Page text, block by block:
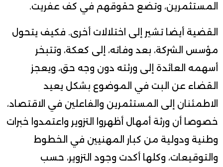
المستثمرين، وتضع حقوقهم في كف عفريت.
القضية أيضا تشير إلى اختلالات أخرى. فكيف يتحول
مؤسس الشركة، بعد وفاته، إلى كعكة، وتتبخر
أسهمه العائدة إلى ورثته دون وجه حق، ويعجز
القضاء عن البت في الموضوع بشكل يعيد
الاطمئنان إلى المستثمرين والفاعلين في الاقتصاد،
خصوصا أن ورثة أمهال أظهروا التزوير واعتمدوا خبرات
وطنية ودولية من كبار المهنيين في الخطوط
والتوقيعات، وكلها أكدت وجود التزوير، حسب